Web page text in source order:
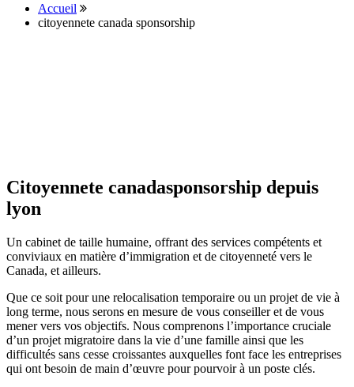
Accueil
citoyennete canada sponsorship
Citoyennete canadasponsorship depuis
lyon
Un cabinet de taille humaine, offrant des services compétents et
conviviaux en matière d’immigration et de citoyenneté vers le
Canada, et ailleurs.
Que ce soit pour une relocalisation temporaire ou un projet de vie à
long terme, nous serons en mesure de vous conseiller et de vous
mener vers vos objectifs. Nous comprenons l’importance cruciale
d’un projet migratoire dans la vie d’une famille ainsi que les
difficultés sans cesse croissantes auxquelles font face les entreprises
qui ont besoin de main d’œuvre pour pourvoir à un poste clés.